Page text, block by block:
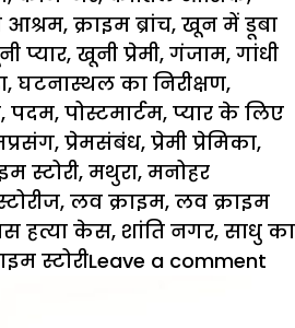
, क्राइम ब्रांच, खून में डूबा
प्यार, खूनी प्रेमी, गंजाम, गांधी
, घटनास्थल का निरीक्षण,
, पदम, पोस्टमार्टम, प्यार के लिए
, प्रेमसंबंध, प्रेमी प्रेमिका,
स्टोरी, मथुरा, मनोहर
, लव क्राइम, लव क्राइम
हत्या केस, शांति नगर, साधु का
स्टोरीLeave a comment